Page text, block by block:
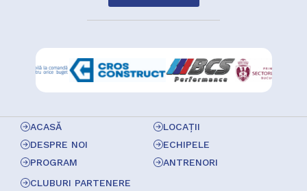
ACASĂ
DESPRE NOI
PROGRAM
LOCAȚII
ECHIPELE
ANTRENORI
CLUBURI PARTENERE